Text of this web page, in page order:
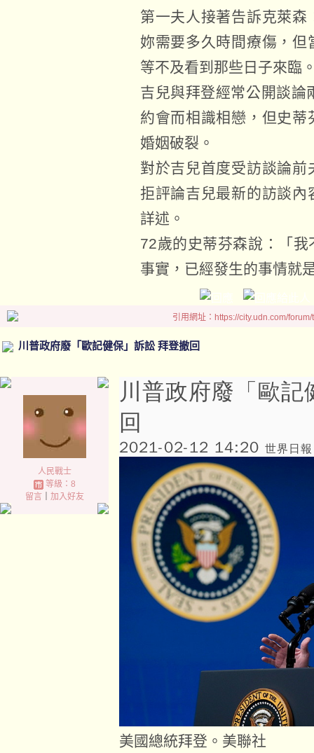
第一夫人接著告訴克萊
妳需要多久時間療傷，但
等不及看到那些日子來臨
吉兒與拜登經常公開談論
約會而相識相戀，但史
婚姻破裂。
對於吉兒首度受訪談論
拒評論吉兒最新的訪談內
詳述。
72歲的史蒂芬森說：「
事實，已經發生的事情就
引用網址：https://city.udn.com/
川普政府廢「歐記健保」訴訟 拜登撤回
人民戰士
等級：8
留言｜ 加入好友
川普政府廢「歐
回
2021-02-12 14:20 世界日
美國總統拜登。美聯社